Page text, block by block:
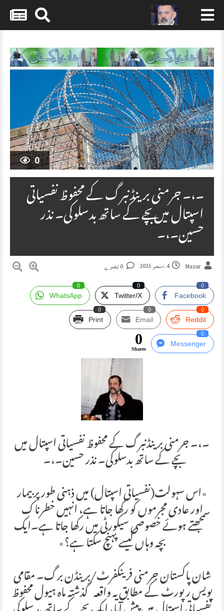
Skip
content
0
۔،۔ جرمنی برینڈنبرگ کے محفوظ نفسیاتی
اسپتال میں بچے کے ساتھ بدسلوکی۔ نذر
حسین۔،۔
Nazar 4. دسمبر 2025
Facebook
0
Twitter/X
0
WhatsApp
0
Reddit
0
Email
0
Print
0
Messenger
0
0
Shares
۔،۔ جرمنی برینڈنبرگ کے محفوظ نفسیاتی اسپتال میں
بچے کے ساتھ بدسلوکی۔ نذر حسین۔،۔
٭اس سہولت(نفسیاتی اسپتال) میں ذہنی طور پر بیمار
اور عادی مجرموں کو رکھا جاتا ہے، انہیں خطرناک
سمجھتے ہوئے خصوصی سیکورٹی میں رکھا جاتا ہے۔ایک
بچہ وہاں کیسے پہنچ سکتا ہے؟٭
شان پاکستان جرمنی فرینکفرٹ/برینڈن برگ۔ مقامی
پویس رپورٹ کے مطابق یہ واقعہ گذشتہ ماہ ہیول محفوظ